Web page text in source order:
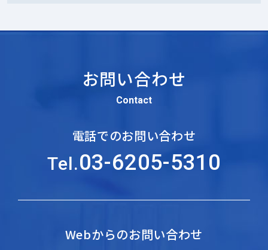
お問い合わせ
Contact
電話でのお問い合わせ
Tel.03-6205-5310
Webからのお問い合わせ